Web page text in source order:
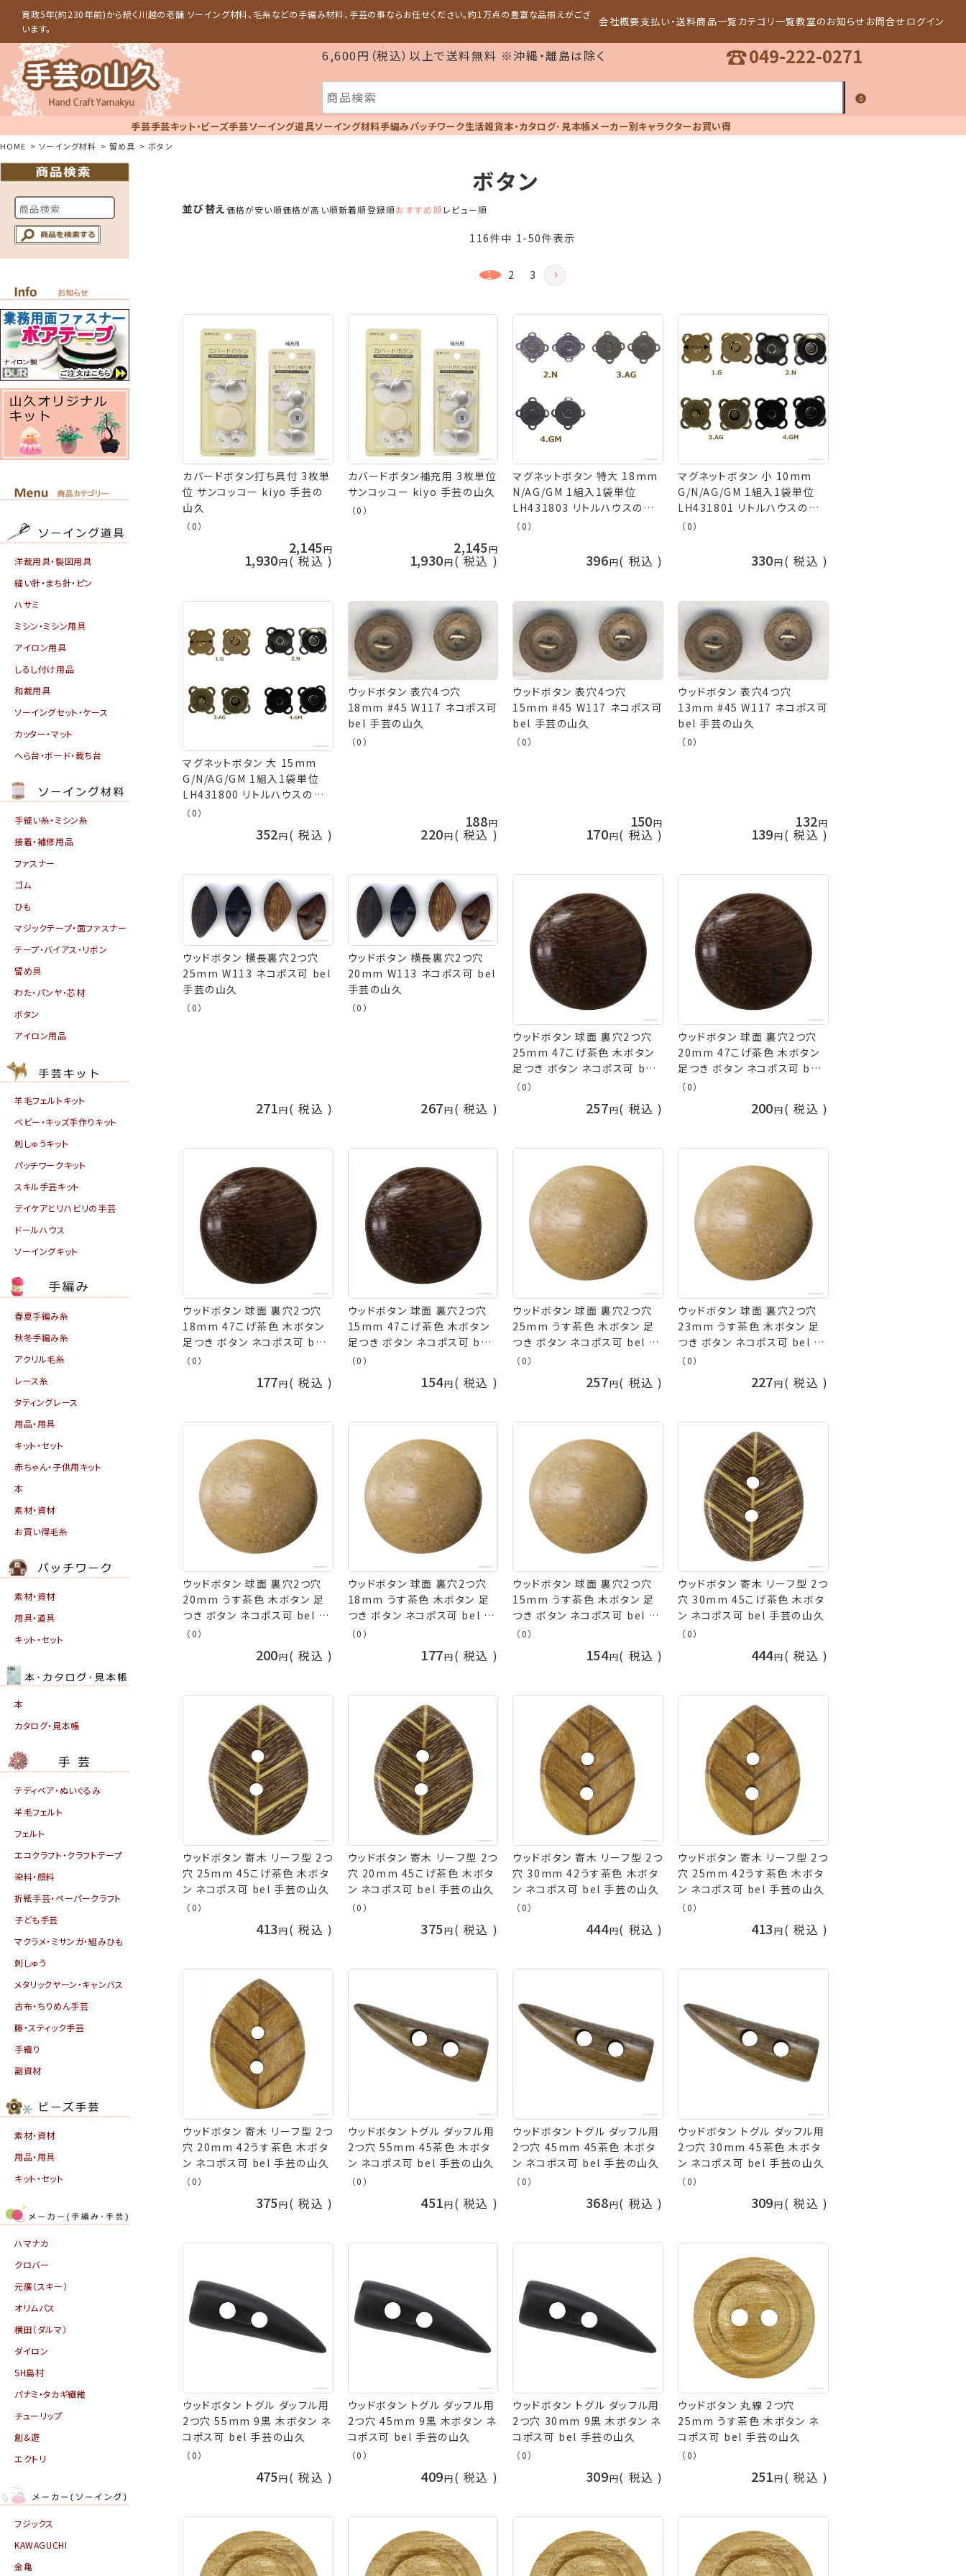
寛政5年(約230年前)から続く川越の老舗 ソーイング材料、毛糸などの手編み材料、手芸の事ならお任せください。約1万点の豊富な品揃えがござ
います。
会社概要支払い・送料商品一覧 カテゴリ一覧教室のお知らせ お問合せ ログイン
6,600円（税込）以上で送料無料 ※沖縄・離島は除く ☎049-222-0271
0
手芸手芸キット・ビーズ手芸ソーイング道具ソーイング材料手編みパッチワーク生活雑貨本・カタログ･見本帳メーカー別キャラクターお買い得
HOME ソーイング材料 留め具 ボタン
洋裁用具・製図用具
縫い針・まち針・ピン
ハサミ
ミシン・ミシン用具
アイロン用具
しるし付け用品
和裁用具
ソーイングセット・ケース
カッター・マット
へら台・ボード・裁ち台
手縫い糸・ミシン糸
接着・補修用品
ファスナー
ゴム
ひも
マジックテープ・面ファスナー
テープ・バイアス・リボン
留め具
わた・パンヤ・芯材
ボタン
アイロン用品
羊毛フェルトキット
ベビー・キッズ手作りキット
刺しゅうキット
パッチワークキット
スキル手芸キット
デイケアとリハビリの手芸
ドールハウス
ソーイングキット
春夏手編み糸
秋冬手編み糸
アクリル毛糸
レース糸
タティングレース
用品・用具
キット・セット
赤ちゃん・子供用キット
本
素材・資材
お買い得毛糸
素材・資材
用具・道具
キット・セット
本
カタログ・見本帳
テディベア・ぬいぐるみ
羊毛フェルト
フェルト
エコクラフト・クラフトテープ
染料・顔料
折紙手芸・ペーパークラフト
子ども手芸
マクラメ・ミサンガ・組みひも
刺しゅう
メタリックヤーン・キャンバス
古布・ちりめん手芸
籐・スティック手芸
手織り
副資材
素材・資材
用品・用具
キット・セット
ハマナカ
クロバー
元廣（スキー）
オリムパス
横田（ダルマ）
ダイロン
SH島村
パナミ・タカギ繊維
チューリップ
創＆遊
エクトリ
フジックス
KAWAGUCHI
金亀
ボタン
並び替え価格が安い順価格が高い順新着順登録順おすすめ順レビュー順
116件中 1 -50件表示
1 2 3
カバードボタン打ち具付 3枚単
位 サンコッコー kiyo 手芸の
山久
（0）
2,145
1,930 税込
カバードボタン補充用 3枚単位
サンコッコー kiyo 手芸の山久
（0）
2,145
1,930 税込
マグネットボタン 特大 18mm
N/AG/GM 1組入1袋単位
LH431803 リトルハウスのか
なぐ屋さん ネコポス可 金亀
（0）
396 税込
マグネットボタン 小 10mm
G/N/AG/GM 1組入1袋単位
LH431801 リトルハウスのか
なぐ屋さん ネコポス可 金亀
（0）
330 税込
マグネットボタン 大 15mm
G/N/AG/GM 1組入1袋単位
LH431800 リトルハウスのか
なぐ屋さん ネコポス可 金亀
（0）
352 税込
ウッドボタン 表穴4つ穴
18mm #45 W117 ネコポス可
bel 手芸の山久
（0）
188
220 税込
ウッドボタン 表穴4つ穴
15mm #45 W117 ネコポス可
bel 手芸の山久
（0）
150
170 税込
ウッドボタン 表穴4つ穴
13mm #45 W117 ネコポス可
bel 手芸の山久
（0）
132
139 税込
ウッドボタン 横長裏穴2つ穴
25mm W113 ネコポス可 bel
手芸の山久
（0）
271 税込
ウッドボタン 横長裏穴2つ穴
20mm W113 ネコポス可 bel
手芸の山久
（0）
267 税込
ウッドボタン 球面 裏穴2つ穴
25mm 47こげ茶色 木ボタン
足つき ボタン ネコポス可 bel
手芸の山久
（0）
257 税込
ウッドボタン 球面 裏穴2つ穴
20mm 47こげ茶色 木ボタン
足つき ボタン ネコポス可 bel
手芸の山久
（0）
200 税込
ウッドボタン 球面 裏穴2つ穴
18mm 47こげ茶色 木ボタン
足つき ボタン ネコポス可 bel
手芸の山久
（0）
177 税込
ウッドボタン 球面 裏穴2つ穴
15mm 47こげ茶色 木ボタン
足つき ボタン ネコポス可 bel
手芸の山久
（0）
154 税込
ウッドボタン 球面 裏穴2つ穴
25mm うす茶色 木ボタン 足
つき ボタン ネコポス可 bel 手
芸の山久
（0）
257 税込
ウッドボタン 球面 裏穴2つ穴
23mm うす茶色 木ボタン 足
つき ボタン ネコポス可 bel 手
芸の山久
（0）
227 税込
ウッドボタン 球面 裏穴2つ穴
20mm うす茶色 木ボタン 足
つき ボタン ネコポス可 bel 手
芸の山久
（0）
200 税込
ウッドボタン 球面 裏穴2つ穴
18mm うす茶色 木ボタン 足
つき ボタン ネコポス可 bel 手
芸の山久
（0）
177 税込
ウッドボタン 球面 裏穴2つ穴
15mm うす茶色 木ボタン 足
つき ボタン ネコポス可 bel 手
芸の山久
（0）
154 税込
ウッドボタン 寄木 リーフ型 2つ
穴 30mm 45こげ茶色 木ボタ
ン ネコポス可 bel 手芸の山久
（0）
444 税込
ウッドボタン 寄木 リーフ型 2つ
穴 25mm 45こげ茶色 木ボタ
ン ネコポス可 bel 手芸の山久
（0）
413 税込
ウッドボタン 寄木 リーフ型 2つ
穴 20mm 45こげ茶色 木ボタ
ン ネコポス可 bel 手芸の山久
（0）
375 税込
ウッドボタン 寄木 リーフ型 2つ
穴 30mm 42うす茶色 木ボタ
ン ネコポス可 bel 手芸の山久
（0）
444 税込
ウッドボタン 寄木 リーフ型 2つ
穴 25mm 42うす茶色 木ボタ
ン ネコポス可 bel 手芸の山久
（0）
413 税込
ウッドボタン 寄木 リーフ型 2つ
穴 20mm 42うす茶色 木ボタ
ン ネコポス可 bel 手芸の山久
（0）
375 税込
ウッドボタン トグル ダッフル用
2つ穴 55mm 45茶色 木ボタ
ン ネコポス可 bel 手芸の山久
（0）
451 税込
ウッドボタン トグル ダッフル用
2つ穴 45mm 45茶色 木ボタ
ン ネコポス可 bel 手芸の山久
（0）
368 税込
ウッドボタン トグル ダッフル用
2つ穴 30mm 45茶色 木ボタ
ン ネコポス可 bel 手芸の山久
（0）
309 税込
ウッドボタン トグル ダッフル用
2つ穴 55mm 9黒 木ボタン ネ
コポス可 bel 手芸の山久
（0）
475 税込
ウッドボタン トグル ダッフル用
2つ穴 45mm 9黒 木ボタン ネ
コポス可 bel 手芸の山久
（0）
409 税込
ウッドボタン トグル ダッフル用
2つ穴 30mm 9黒 木ボタン ネ
コポス可 bel 手芸の山久
（0）
309 税込
ウッドボタン 丸線 2つ穴
25mm うす茶色 木ボタン ネ
コポス可 bel 手芸の山久
（0）
251 税込